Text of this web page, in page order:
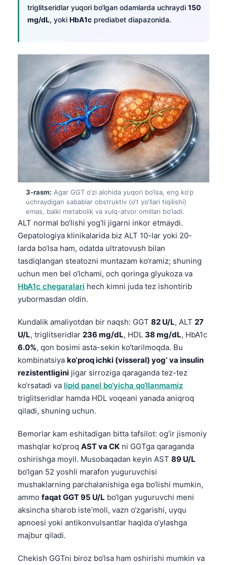
triglitseridlar yuqori bo‘lgan odamlarda uchraydi 150
mg/dL, yoki HbA1c prediabet diapazonida.
3-rasm: Agar GGT o‘zi alohida yuqori bo‘lsa, eng ko‘p
uchraydigan sabablar obstruktiv (o‘t yo‘llari tiqilishi)
emas, balki metabolik va xulq-atvor omillari bo‘ladi.
ALT normal bo‘lishi yog‘li jigarni inkor etmaydi.
Gepatologiya klinikalarida biz ALT 10-lar yoki 20-
larda bo‘lsa ham, odatda ultratovush bilan
tasdiqlangan steatozni muntazam ko‘ramiz; shuning
uchun men bel o‘lchami, och qoringa glyukoza va
HbA1c chegaralari hech kimni juda tez ishontirib
yubormasdan oldin.
Kundalik amaliyotdan bir naqsh: GGT 82 U/L, ALT 27
U/L, triglitseridlar 236 mg/dL, HDL 38 mg/dL, HbA1c
6.0%, qon bosimi asta-sekin ko‘tarilmoqda. Bu
kombinatsiya ko‘proq ichki (visseral) yog‘ va insulin
rezistentligini jigar sirroziga qaraganda tez-tez
ko‘rsatadi va lipid panel bo‘yicha qo‘llanmamiz
triglitseridlar hamda HDL voqeani yanada aniqroq
qiladi, shuning uchun.
Bemorlar kam eshitadigan bitta tafsilot: og‘ir jismoniy
mashqlar ko‘proq AST va CK ni GGTga qaraganda
oshirishga moyil. Musobaqadan keyin AST 89 U/L
bo‘lgan 52 yoshli marafon yuguruvchisi
mushaklarning parchalanishiga ega bo‘lishi mumkin,
ammo faqat GGT 95 U/L bo‘lgan yuguruvchi meni
aksincha sharob iste’moli, vazn o‘zgarishi, uyqu
apnoesi yoki antikonvulsantlar haqida o‘ylashga
majbur qiladi.
Chekish GGTni biroz bo‘lsa ham oshirishi mumkin va